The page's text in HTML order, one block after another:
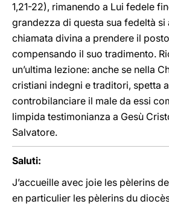
1,21-22), rimanendo a Lui fedele
grandezza di questa sua fedeltà si
chiamata divina a prendere il
compensando il suo tradimento.
un’ultima lezione: anche se nella
cristiani indegni e traditori, spetta
controbilanciare il male da essi
limpida testimonianza a Gesù
Salvatore.
Saluti:
J’accueille avec joie les pèlerins
en particulier les pèlerins du